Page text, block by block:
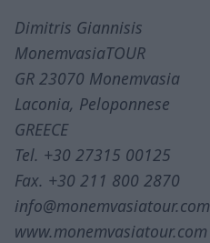
Dimitris Giannisis
MonemvasiaTOUR
GR 23070 Monemvasia
Laconia, Peloponnese
GREECE
Tel. +30 27315 00125
Fax. +30 211 800 2870
info@monemvasiatour.com
www.monemvasiatour.com